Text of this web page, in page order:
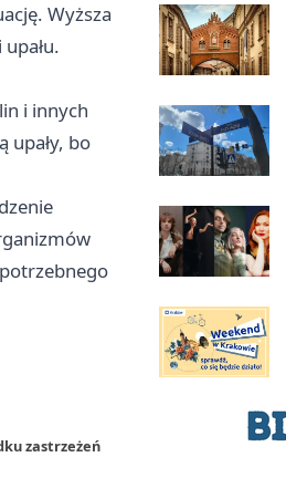
Wyższa
i innych
upały, bo
zastrzeżeń